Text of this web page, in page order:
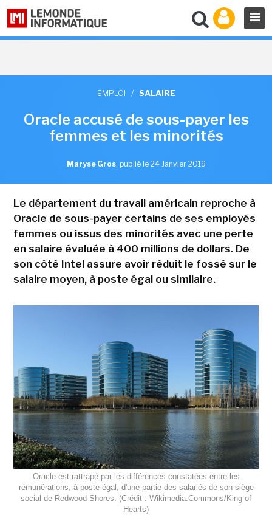
EMPLOI / SALAIRE
Oracle accusé de sous-payer les
femmes et les minorités
Maryse Gros, publié le 24 Janvier 2019
Le département du travail américain reproche à
Oracle de sous-payer certains de ses employés
femmes ou issus des minorités avec une perte
en salaire évaluée à 400 millions de dollars. De
son côté Intel assure avoir réduit le fossé sur le
salaire moyen, à poste égal ou similaire.
Oracle est rattrapé par les différences constatées entre les
rémunérations, à poste égal, d'une partie des salariés de son siège
social de Redwood Shores. (Crédit : Wikimedia.Commons/King of
Hearts)